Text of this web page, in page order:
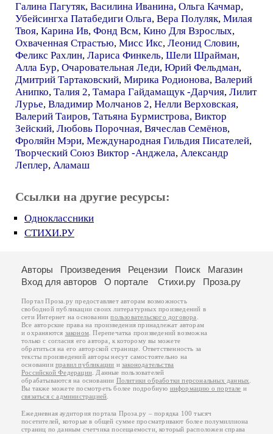
Галина Пагутяк, Василина Иванина, Ольга Качмар,
Убейсингха Патабедиги Ольга, Вера Полуляк, Милая
Твоя, Карина Ив, Фонд Всм, Кино Для Взрослых,
Охваченная Страстью, Мисс Икс, Леонид Словин,
Феликс Рахлин, Лариса Финкель, Шели Шрайман,
Алла Бур, Очаровательная Леди, Юрий Фельдман,
Дмитрий Тартаковский, Мирика Родионова, Валерий
Анипко, Талия 2, Тамара Гайдамащук -Дарчия, Лилит
Лурье, Владимир Молчанов 2, Нелли Верховская,
Валерий Таиров, Татьяна Бурмистрова, Виктор
Зейский, Любовь Порочная, Вячеслав Семёнов,
Фроляйн Мэри, Международная Гильдия Писателей,
Творческий Союз Виктор -Анджела, Александр
Леплер, Аламаш
Ссылки на другие ресурсы:
Одноклассники
СТИХИ.РУ
Авторы Произведения Рецензии Поиск
Магазин
Вход для авторов
О портале Стихи.ру Проза.ру
Портал Проза.ру предоставляет авторам возможность
свободной публикации своих литературных произведений в
сети Интернет на основаниипользовательского договора
Все авторские права на произведения принадлежат авторам
и охраняются законом . Перепечатка произведений возможна
только с согласия его автора, к которому вы можете
обратиться на его авторской странице. Ответственность за
тексты произведений авторы несут самостоятельно на
основанииправил публикации изаконодательства
Российской Федерации . Данные пользователей
обрабатываются на основании Политики обработки персональных данных
Вы также можете посмотреть более подробную информацию о портале и
связаться с администрацией
Ежедневная аудитория портала Проза.ру – порядка 100 тысяч
посетителей, которые в общей сумме просматривают более полумиллиона
страниц по данным счетчика посещаемости, который расположен справа